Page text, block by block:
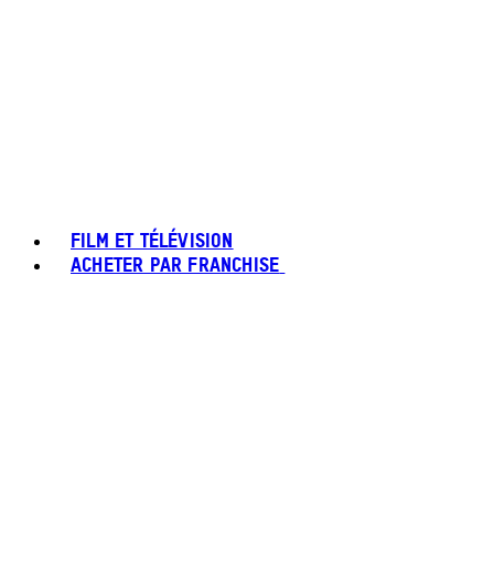
FILM ET TÉLÉVISION
ACHETER PAR FRANCHISE